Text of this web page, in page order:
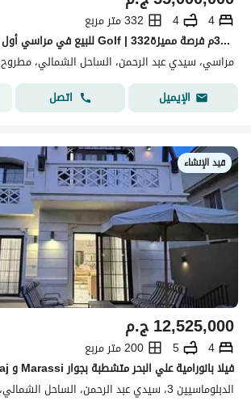
4
4
332 متر مربع
Twin House للبيع في مراسي أول صف Golf | 332م + حديقة 303م فرصة مميزة Twin House في مراسي | Direct Golf View | 4 غرف
مراسي، سيدي عبد الرحمن، الساحل الشمالي، مطروح
الإيميل
اتصل
قيد الإنشاء
ج.م12,525,000
4
5
200 متر مربع
الدبلوماسيين 3، سيدي عبد الرحمن، الساحل الشمالي، مطروح